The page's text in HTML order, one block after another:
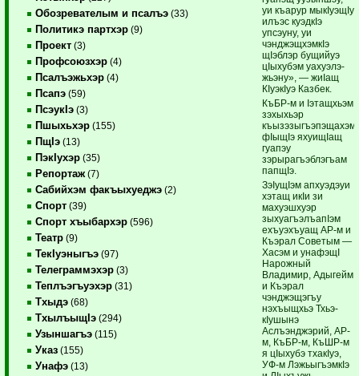
Обозревателым и псалъэ (33)
Политикэ партхэр (9)
Проект (3)
Профсоюзхэр (4)
Псалъэжьхэр (4)
Псапэ (59)
ПсэукIэ (3)
Пшыхьхэр (155)
ПщIэ (13)
ПэкIухэр (35)
Репортаж (7)
Сабийхэм факъыхуеджэ (2)
Спорт (39)
Спорт хъыбархэр (596)
Театр (9)
ТекIуэныгъэ (97)
Телеграммэхэр (3)
Теплъэгъуэхэр (31)
Тхыдэ (68)
ТхылъыщIэ (294)
Узыншагъэ (115)
Указ (155)
Унафэ (13)
уи къарур мыкIуэщIу
илъэс куэдкIэ
упсэуну, уи
чэнджэщхэмкIэ
щIэблэр бущийуэ
цIыхубэм уахуэлэ­
жьэну», — жиIащ
КIуэкIуэ Казбек.
КъБР-м и Iэтащхьэм
зэ­хыхьэр
къызэзыгъэпэщахэм
фIыщIэ яхуищIащ
гуа­пэу
зэрырагъэблэгъам
пап­щIэ.
ЗэIущIэм апхуэдэуи
хэтащ икIи зи
махуэшхуэр
зыхуагъэлъапIэм
ехъуэ­хъуащ АР-м и
Къэрал Советым —
Хасэм и унафэщI
Нарожный
Владимир, ­Адыгейм
и Къэрал
чэнджэщэгъу
нэхъыщхьэ Тхьэ­
кIушынэ
Аслъэнджэрий, АР-
м, ­КъБР-м, КъШР-м
я цIыхубэ тхакIуэ,
УФ-м Лэ­жьыгъэмкIэ